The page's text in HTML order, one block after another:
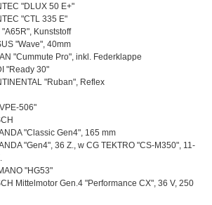
"DLUX 50 E+"
"CTL 335 E"
"A65R", Kunststoff
"Wave", 40mm
"Cummute Pro", inkl. Federklappe
"Ready 30"
"Ruban", Reflex
506"
"Classic Gen4", 165 mm
"Gen4", 36 Z., w CG TEKTRO "CS-M350", 11-
"HG53"
Mittelmotor Gen.4 "Performance CX", 36 V, 250